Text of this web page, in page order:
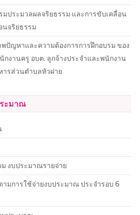
มประมวลผลจริยธรรม และการขับเคลื่อน
นจริยธรรม
ปัญหาและความต้องการการฝึกอบรม ของ
งานครู อบต. ลูกจ้างประจำและพนักงาน
ารส่วนตำบลหัวฝาย
ระมาณ
งบประมาณรายจ่าย
ามการใช้จ่ายงบประมาณ ประจำรอบ 6